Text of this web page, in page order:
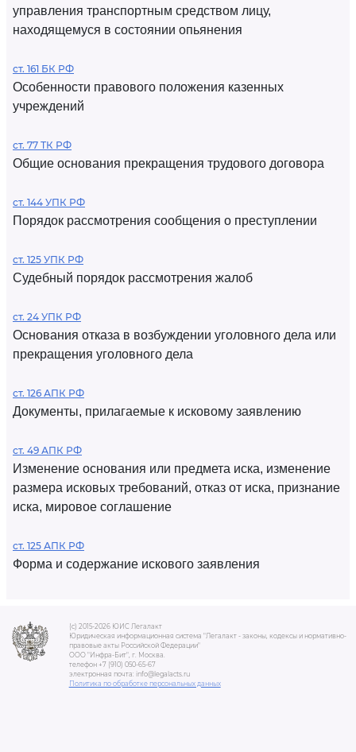
управления транспортным средством лицу,
находящемуся в состоянии опьянения
ст. 161 БК РФ
Особенности правового положения казенных
учреждений
ст. 77 ТК РФ
Общие основания прекращения трудового договора
ст. 144 УПК РФ
Порядок рассмотрения сообщения о преступлении
ст. 125 УПК РФ
Судебный порядок рассмотрения жалоб
ст. 24 УПК РФ
Основания отказа в возбуждении уголовного дела или
прекращения уголовного дела
ст. 126 АПК РФ
Документы, прилагаемые к исковому заявлению
ст. 49 АПК РФ
Изменение основания или предмета иска, изменение
размера исковых требований, отказ от иска, признание
иска, мировое соглашение
ст. 125 АПК РФ
Форма и содержание искового заявления
(c) 2015-2026 ЮИС Легалакт
Юридическая информационная система "Легалакт - законы, кодексы и нормативно-
правовые акты Российской Федерации"
ООО "Инфра-Бит", г. Москва.
телефон +7 (910) 050-65-67
электронная почта: info@legalacts.ru
Политика по обработке персональных данных